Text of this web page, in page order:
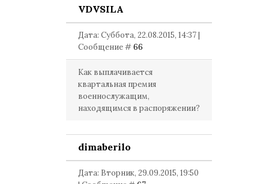
VDVSILA
Дата: Суббота, 22.08.2015, 14:37 |
Сообщение #66
Как выплачивается
квартальная премия
военнослужащим,
находящимся в распоряжении?
dimaberilo
Дата: Вторник, 29.09.2015, 19:50